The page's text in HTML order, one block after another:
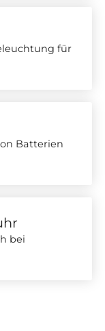
für
Batterien
bei